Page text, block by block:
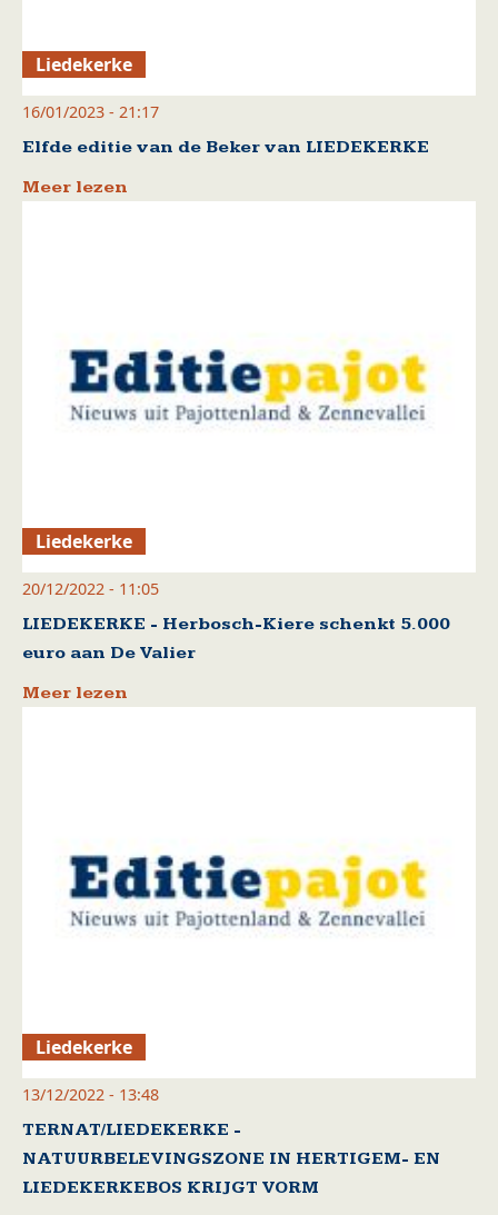
Liedekerke
16/01/2023 - 21:17
Elfde editie van de Beker van LIEDEKERKE
Meer lezen
Liedekerke
20/12/2022 - 11:05
LIEDEKERKE - Herbosch-Kiere schenkt 5.000
euro aan De Valier
Meer lezen
Liedekerke
13/12/2022 - 13:48
TERNAT/LIEDEKERKE -
NATUURBELEVINGSZONE IN HERTIGEM- EN
LIEDEKERKEBOS KRIJGT VORM